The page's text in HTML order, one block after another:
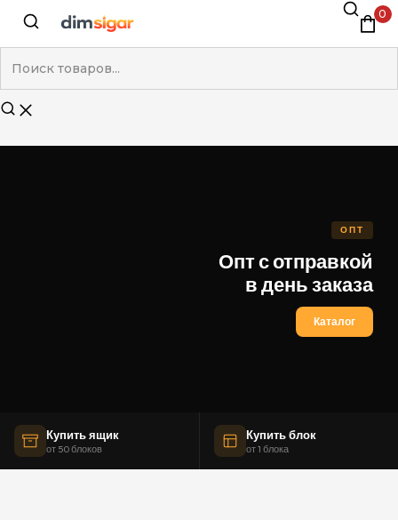
0
ОПТ
Опт с отправкой
в день заказа
Каталог
Купить ящик
от 50 блоков
Купить блок
от 1 блока